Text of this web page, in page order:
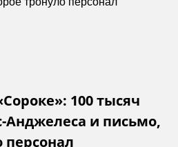
100 тысяч
Анджелеса и письмо,
персонал